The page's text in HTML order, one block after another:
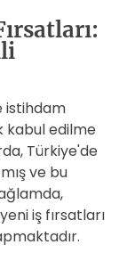
istihdam
kabul edilme
Türkiye'de
ve bu
iş fırsatları